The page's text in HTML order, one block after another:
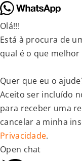
Olá!!!
Está à procura de
qual é o que melhor
Quer que eu o
Aceito ser incluído
para receber uma
cancelar a minha
Privacidade.
Open chat